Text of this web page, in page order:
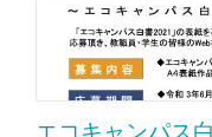
エコキャンパス